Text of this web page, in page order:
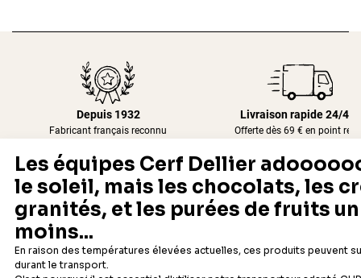
Depuis 1932
Fabricant français reconnu
Livraison rapide 24/48h
Offerte dès 69 € en point
Newsletter
Recevez les recettes, astuces et offres spéciales.